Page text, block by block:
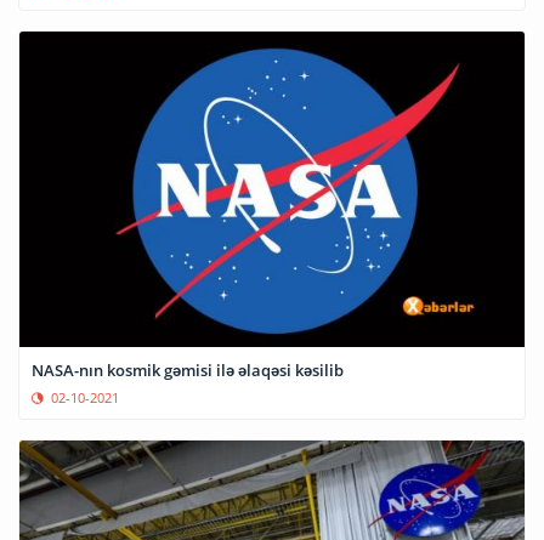
NASA-nın kosmik gəmisi ilə əlaqəsi kəsilib
02-10-2021